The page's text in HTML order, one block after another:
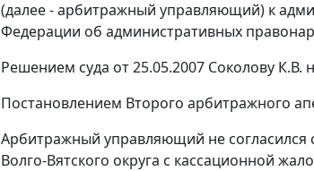
(далее - арбитражный управляющий) к
Федерации об административных
Решением суда от 25.05.2007 Соколову
Постановлением Второго арбитражного
Арбитражный управляющий не
Волго-Вятского округа с кассационной